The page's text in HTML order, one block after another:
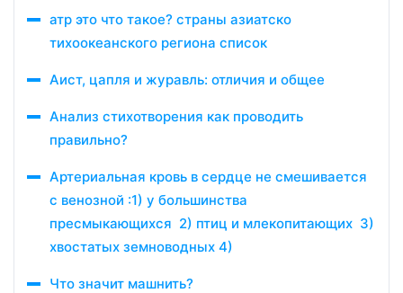
атр это что такое? страны азиатско
тихоокеанского региона список
Аист, цапля и журавль: отличия и общее
Анализ стихотворения как проводить
правильно?
Артериальная кровь в сердце не смешивается
с венозной :1) у большинства
пресмыкающихся 2) птиц и млекопитающих 3)
хвостатых земноводных 4)
Что значит машнить?